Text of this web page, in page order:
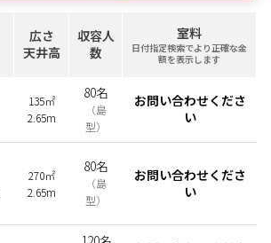
広さ
天井高
収容人
数
室料
日付指定検索でより正確な金
額を表示します
135㎡
2.65m
80名
（島
型）
お問い合わせくださ
い
270㎡
2.65m
80名
（島
型）
お問い合わせくださ
い